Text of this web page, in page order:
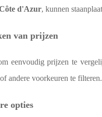
d'Azur, kunnen
van prijzen
eenvoudig prijzen te
of andere voorkeuren te filteren.
opties